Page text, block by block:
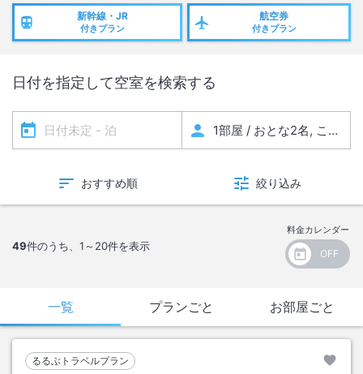
新幹線・JR
付きプラン
航空券
付きプラン
日付を指定して空室を検索する
おすすめ順 絞り込み
49件のうち、 1～20件を表示
料金カレンダー
一覧 プランごと お部屋ごと
るるぶトラベルプラン